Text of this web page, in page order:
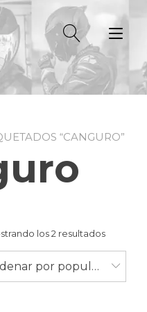
“CANGURO”
los 2 resultados
Ordenar por popularidad